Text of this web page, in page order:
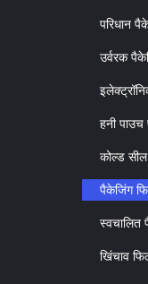
परिधान
उर्वरक
हनी
कोल्ड
पैकेजिंग
स्वचालित
खिंचाव